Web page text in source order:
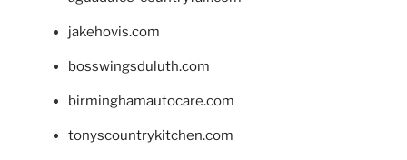
jakehovis.com
bosswingsduluth.com
birminghamautocare.com
tonyscountrykitchen.com